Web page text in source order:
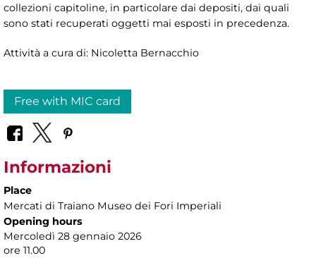
collezioni capitoline, in particolare dai depositi, dai quali
sono stati recuperati oggetti mai esposti in precedenza.
Attività a cura di: Nicoletta Bernacchio
Free with MIC card
Informazioni
Place
Mercati di Traiano Museo dei Fori Imperiali
Opening hours
Mercoledì 28 gennaio 2026
ore 11.00